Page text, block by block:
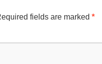
fields are marked *